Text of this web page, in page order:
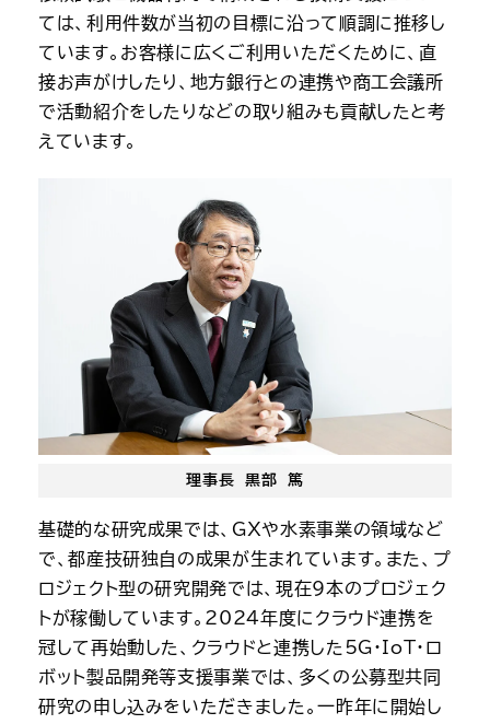
ては、利用件数が当初の目標に沿って順調に推移し
ています。お客様に広くご利用いただくために、直
接お声がけしたり、地方銀行との連携や商工会議所
で活動紹介をしたりなどの取り組みも貢献したと考
えています。
理事長 黒部 篤
基礎的な研究成果では、GXや水素事業の領域など
で、都産技研独自の成果が生まれています。また、プ
ロジェクト型の研究開発では、現在9本のプロジェク
トが稼働しています。2024年度にクラウド連携を
冠して再始動した、クラウドと連携した5G・IoT・ロ
ボット製品開発等支援事業では、多くの公募型共同
研究の申し込みをいただきました。一昨年に開始し